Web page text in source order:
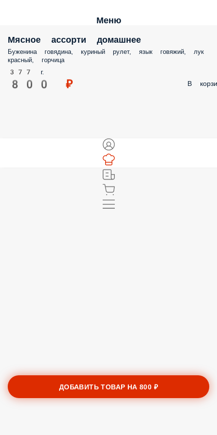
Меню
Мясное ассорти домашнее
Буженина говядина, куриный рулет, язык говяжий, лук красный,
горчица
377 г.
800 ₽ В
ДОБАВИТЬ ТОВАР НА800 ₽